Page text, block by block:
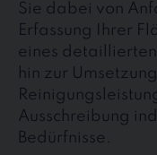
Sie dabei von
Erfassung Ihrer
eines
hin zur
Ausschreibung
Bedürfnisse.